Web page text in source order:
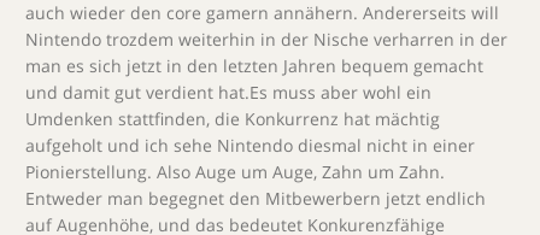
auch wieder den core gamern annähern. Andererseits will
Nintendo trozdem weiterhin in der Nische verharren in der
man es sich jetzt in den letzten Jahren bequem gemacht
und damit gut verdient hat.Es muss aber wohl ein
Umdenken stattfinden, die Konkurrenz hat mächtig
aufgeholt und ich sehe Nintendo diesmal nicht in einer
Pionierstellung. Also Auge um Auge, Zahn um Zahn.
Entweder man begegnet den Mitbewerbern jetzt endlich
auf Augenhöhe, und das bedeutet Konkurenzfähige